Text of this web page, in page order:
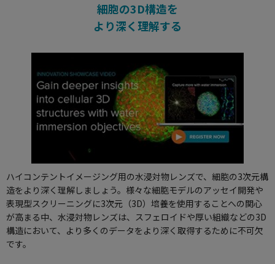
細胞の3D構造を
より深く理解する
ハイコンテントイメージング用の水浸対物レンズで、細胞の3次元構
造をより深く理解しましょう。様々な細胞モデルのアッセイ開発や
表現型スクリーニングに3次元（3D）培養を使用することへの関心
が高まる中、水浸対物レンズは、スフェロイドや厚い組織などの3D
構造において、より多くのデータをより深く取得するために不可欠
です。